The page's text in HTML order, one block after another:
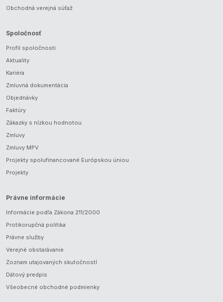
Obchodná verejná súťaž
Spoločnosť
Profil spoločnosti
Aktuality
Kariéra
Zmluvná dokumentácia
Objednávky
Faktúry
Zákazky s nízkou hodnotou
Zmluvy
Zmluvy MPV
Projekty spolufinancované Európskou úniou
Projekty
Právne informácie
Informácie podľa Zákona 211/2000
Protikorupčná politika
Právne služby
Verejné obstarávanie
Zoznam utajovaných skutočností
Dátový predpis
Všeobecné obchodné podmienky